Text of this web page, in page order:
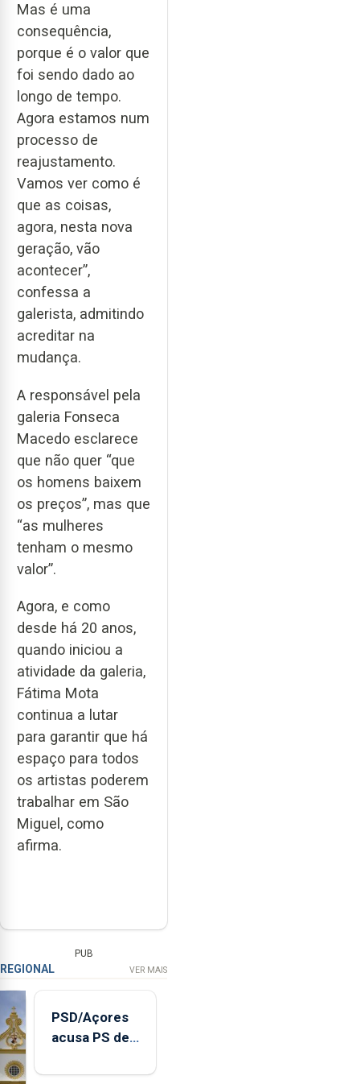
Mas é uma
consequência,
porque é o valor que
foi sendo dado ao
longo de tempo.
Agora estamos num
processo de
reajustamento.
Vamos ver como é
que as coisas,
agora, nesta nova
geração, vão
acontecer”,
confessa a
galerista, admitindo
acreditar na
mudança.
A responsável pela
galeria Fonseca
Macedo esclarece
que não quer “que
os homens baixem
os preços”, mas que
“as mulheres
tenham o mesmo
valor”.
Agora, e como
desde há 20 anos,
quando iniciou a
atividade da galeria,
Fátima Mota
continua a lutar
para garantir que há
espaço para todos
os artistas poderem
trabalhar em São
Miguel, como
afirma.
PUB
REGIONAL VER MAIS
PSD/Açores
acusa PS de
contraditória"